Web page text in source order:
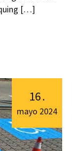
[…]
16.
mayo 2024